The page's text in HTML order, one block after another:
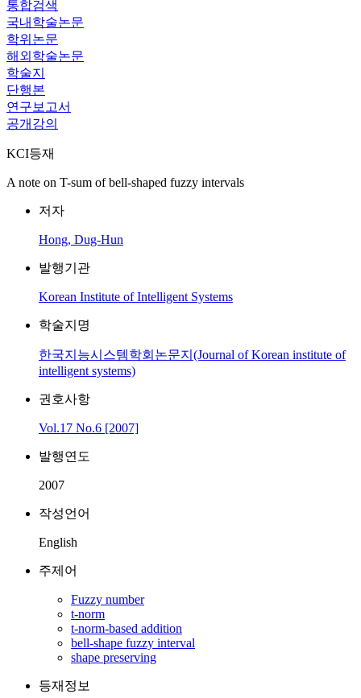
통합검색
국내학술논문
학위논문
해외학술논문
학술지
단행본
연구보고서
공개강의
KCI등재
A note on T-sum of bell-shaped fuzzy intervals
저자
Hong, Dug-Hun
발행기관
Korean Institute of Intelligent Systems
학술지명
한국지능시스템학회논문지(Journal of Korean institute of
intelligent systems)
권호사항
Vol.17 No.6 [2007]
발행연도
2007
작성언어
English
주제어
Fuzzy number
t-norm
t-norm-based addition
bell-shape fuzzy interval
shape preserving
등재정보